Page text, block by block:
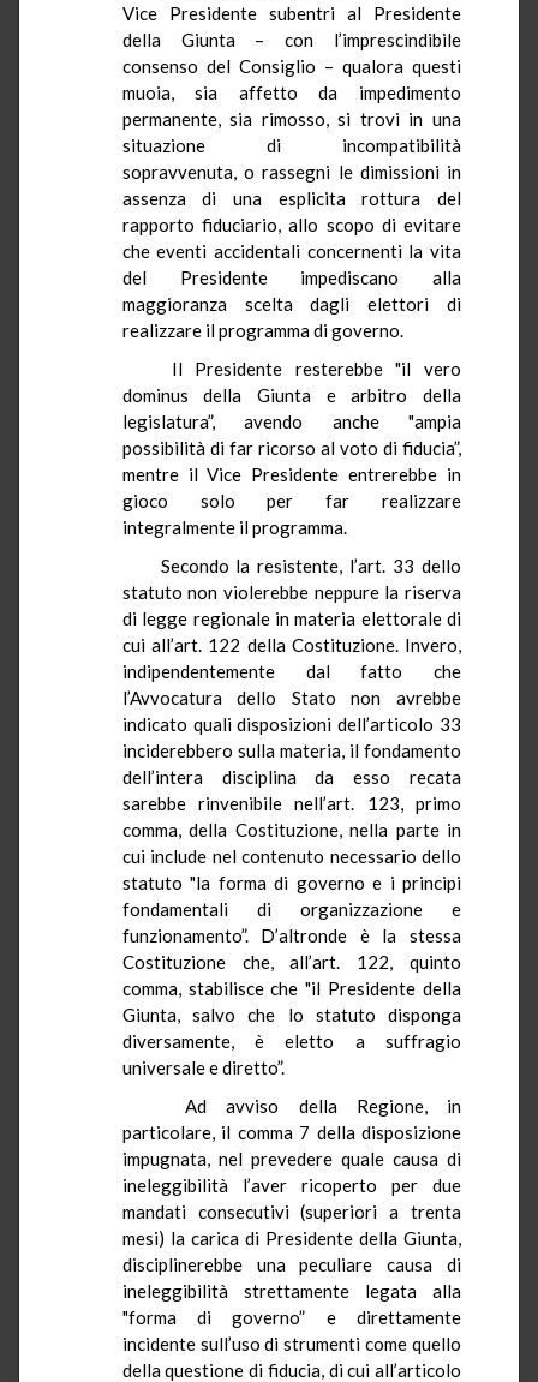
Vice Presidente subentri al Presidente
della Giunta – con l’imprescindibile
consenso del Consiglio – qualora questi
muoia, sia affetto da impedimento
permanente, sia rimosso, si trovi in una
situazione di incompatibilità
sopravvenuta, o rassegni le dimissioni in
assenza di una esplicita rottura del
rapporto fiduciario, allo scopo di evitare
che eventi accidentali concernenti la vita
del Presidente impediscano alla
maggioranza scelta dagli elettori di
realizzare il programma di governo.
Il Presidente resterebbe "il vero
dominus della Giunta e arbitro della
legislatura”, avendo anche "ampia
possibilità di far ricorso al voto di fiducia”,
mentre il Vice Presidente entrerebbe in
gioco solo per far realizzare
integralmente il programma.
Secondo la resistente, l’art. 33 dello
statuto non violerebbe neppure la riserva
di legge regionale in materia elettorale di
cui all’art. 122 della Costituzione. Invero,
indipendentemente dal fatto che
l’Avvocatura dello Stato non avrebbe
indicato quali disposizioni dell’articolo 33
inciderebbero sulla materia, il fondamento
dell’intera disciplina da esso recata
sarebbe rinvenibile nell’art. 123, primo
comma, della Costituzione, nella parte in
cui include nel contenuto necessario dello
statuto "la forma di governo e i principi
fondamentali di organizzazione e
funzionamento”. D’altronde è la stessa
Costituzione che, all’art. 122, quinto
comma, stabilisce che "il Presidente della
Giunta, salvo che lo statuto disponga
diversamente, è eletto a suffragio
universale e diretto”.
Ad avviso della Regione, in
particolare, il comma 7 della disposizione
impugnata, nel prevedere quale causa di
ineleggibilità l’aver ricoperto per due
mandati consecutivi (superiori a trenta
mesi) la carica di Presidente della Giunta,
disciplinerebbe una peculiare causa di
ineleggibilità strettamente legata alla
"forma di governo” e direttamente
incidente sull’uso di strumenti come quello
della questione di fiducia, di cui all’articolo